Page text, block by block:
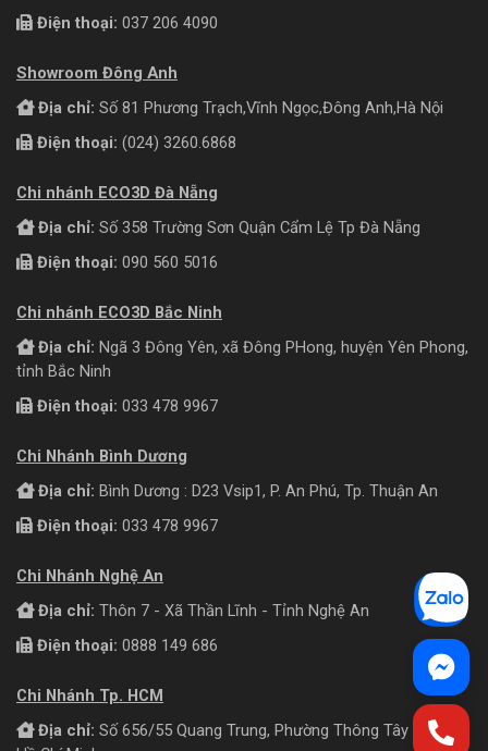
Điện thoại: 037 206 4090
Showroom Đông Anh
Địa chỉ: Số 81 Phương Trạch,Vĩnh Ngọc,Đông Anh,Hà Nội
Điện thoại: (024) 3260.6868
Chi nhánh ECO3D Đà Nẵng
Địa chỉ: Số 358 Trường Sơn Quận Cẩm Lệ Tp Đà Nẵng
Điện thoại: 090 560 5016
Chi nhánh ECO3D Bắc Ninh
Địa chỉ: Ngã 3 Đông Yên, xã Đông PHong, huyện Yên Phong,
tỉnh Bắc Ninh
Điện thoại: 033 478 9967
Chi Nhánh Bình Dương
Địa chỉ: Bình Dương : D23 Vsip1, P. An Phú, Tp. Thuận An
Điện thoại: 033 478 9967
Chi Nhánh Nghệ An
Địa chỉ: Thôn 7 - Xã Thần Lĩnh - Tỉnh Nghệ An
Điện thoại: 0888 149 686
Chi Nhánh Tp. HCM
Địa chỉ: Số 656/55 Quang Trung, Phường Thông Tây Hội, TP